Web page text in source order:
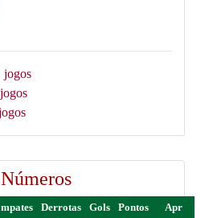
jogos
Números
Derrotas Gols Pontos Apr